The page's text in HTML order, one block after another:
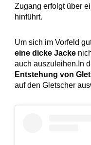
Zugang erfolgt über
hinführt.
Um sich im Vorfeld
eine dicke Jacke
auch auszuleihen.In
Entstehung von
auf den Gletscher